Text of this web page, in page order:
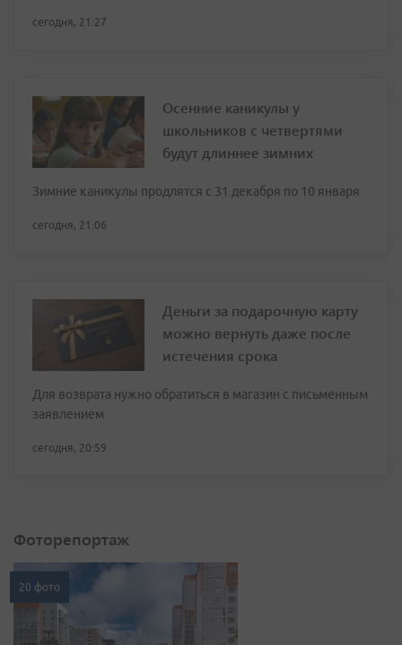
сегодня, 21:27
Осенние каникулы у
школьников с четвертями
будут длиннее зимних
Зимние каникулы продлятся с 31 декабря по 10 января
сегодня, 21:06
Деньги за подарочную карту
можно вернуть даже после
истечения срока
Для возврата нужно обратиться в магазин с письменным
заявлением
сегодня, 20:59
Фоторепортаж
20 фото